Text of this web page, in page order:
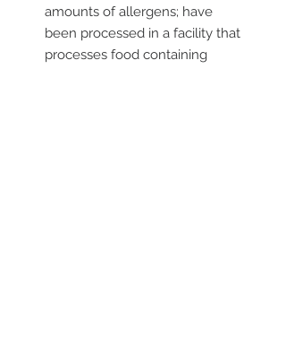
amounts of allergens; have
been processed in a facility that
processes food containing